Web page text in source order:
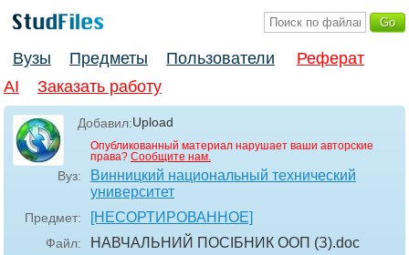
Вузы Предметы Пользователи
Реферат
AI
Заказать работу
Добавил:Upload
Опубликованный материал нарушает ваши авторские
права? Сообщите нам.
Вуз:
Винницкий национальный технический
университет
Предмет: [НЕСОРТИРОВАННОЕ]
Файл: НАВЧАЛЬНИЙ ПОСІБНИК ООП (З).doc